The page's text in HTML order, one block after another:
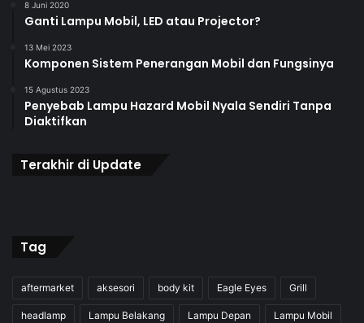
8 Juni 2020
Ganti Lampu Mobil, LED atau Projector?
13 Mei 2023
Komponen Sistem Penerangan Mobil dan Fungsinya
15 Agustus 2023
Penyebab Lampu Hazard Mobil Nyala Sendiri Tanpa
Diaktifkan
Terakhir di Update
Tag
aftermarket aksesori body kit Eagle Eyes Grill
headlamp Lampu Belakang Lampu Depan Lampu Mobil